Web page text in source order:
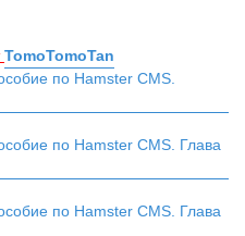
TomoTomoTan
по Hamster CMS.
по Hamster CMS. Глава
по Hamster CMS. Глава